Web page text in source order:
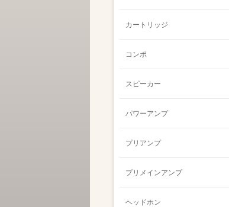
カートリッジ
コンポ
スピーカー
パワーアンプ
プリアンプ
プリメインアンプ
ヘッドホン